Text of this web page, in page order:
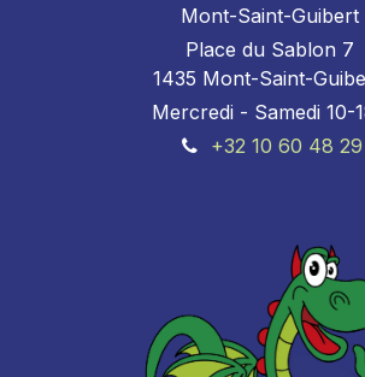
Mont-Saint-Guibert
Place du Sablon 7
1435 Mont-Saint-
Mercredi - Samedi 10-
+32 10 60 48 29